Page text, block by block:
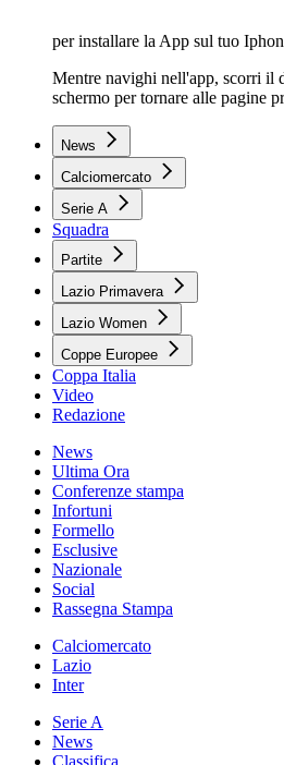
per installare la App sul tuo
Mentre navighi nell'app, scorri il
schermo per tornare alle pagine
News
Calciomercato
Serie A
Squadra
Partite
Lazio Primavera
Lazio Women
Coppe Europee
Coppa Italia
Video
Redazione
News
Ultima Ora
Conferenze stampa
Infortuni
Formello
Esclusive
Nazionale
Social
Rassegna Stampa
Calciomercato
Lazio
Inter
Serie A
News